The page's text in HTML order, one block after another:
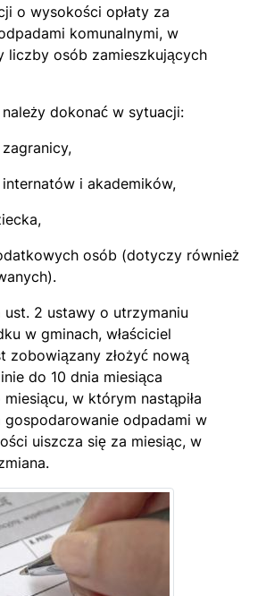
o wysokości opłaty za
komunalnymi, w
liczby osób zamieszkujących
dokonać w sytuacji:
i akademików,
osób (dotyczy również
2 ustawy o utrzymaniu
w gminach, właściciel
zobowiązany złożyć nową
do 10 dnia miesiąca
w którym nastąpiła
gospodarowanie odpadami w
uiszcza się za miesiąc, w